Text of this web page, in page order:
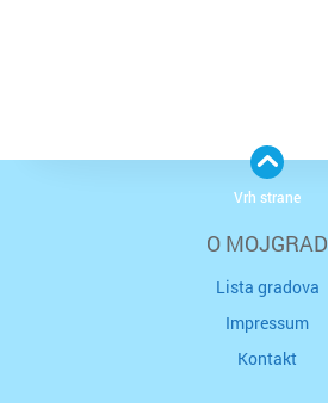
O MOJGRAD
Lista gradova
Impressum
Kontakt
Vrh strane